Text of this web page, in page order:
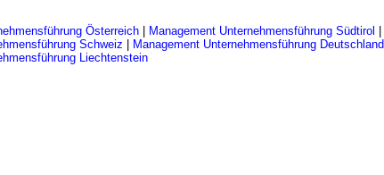
Österreich Management Unternehmensführung Südtirol
Schweiz
Management Unternehmensführung Deutschland
Liechtenstein